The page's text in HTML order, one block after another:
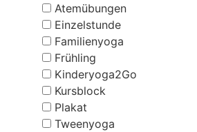
Atemübungen
Einzelstunde
Familienyoga
Frühling
Kinderyoga2Go
Kursblock
Plakat
Tweenyoga